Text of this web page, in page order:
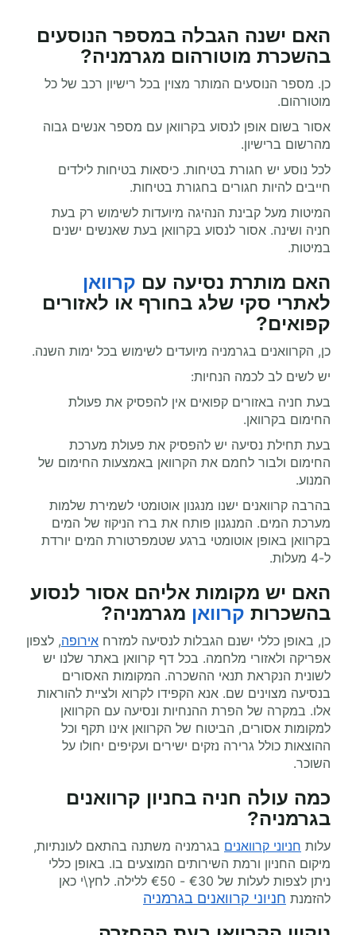
האם ישנה הגבלה במספר הנוסעים
בהשכרת מוטורהום מגרמניה?
כן. מספר הנוסעים המותר מצוין בכל רישיון רכב של כל
מוטורהום.
אסור בשום אופן לנסוע בקרוואן עם מספר אנשים גבוה
מהרשום ברישיון.
לכל נוסע יש חגורת בטיחות. כיסאות בטיחות לילדים
חייבים להיות חגורים בחגורת בטיחות.
המיטות מעל קבינת הנהיגה מיועדות לשימוש רק בעת
חניה ושינה. אסור לנסוע בקרוואן בעת שאנשים ישנים
במיטות.
האם מותרת נסיעה עם קרוואן
לאתרי סקי שלג בחורף או לאזורים
קפואים?
כן, הקרוואנים בגרמניה מיועדים לשימוש בכל ימות השנה.
יש לשים לב לכמה הנחיות:
בעת חניה באזורים קפואים אין להפסיק את פעולת
החימום בקרוואן.
בעת תחילת נסיעה יש להפסיק את פעולת מערכת
החימום ולבור לחמם את הקרוואן באמצעות החימום של
המנוע.
בהרבה קרוואנים ישנו מנגנון אוטומטי לשמירת שלמות
מערכת המים. המנגנון פותח את ברז הניקוז של המים
בקרוואן באופן אוטומטי ברגע שטמפרטורת המים יורדת
ל-4 מעלות.
האם יש מקומות אליהם אסור לנסוע
בהשכרות קרוואן מגרמניה?
כן, באופן כללי ישנם הגבלות לנסיעה למזרח אירופה, לצפון
אפריקה ולאזורי מלחמה. בכל דף קרוואן באתר שלנו יש
לשונית הנקראת תנאי ההשכרה. המקומות האסורים
בנסיעה מצוינים שם. אנא הקפידו לקרוא ולציית להוראות
אלו. במקרה של הפרת ההנחיות ונסיעה עם הקרוואן
למקומות אסורים, הביטוח של הקרוואן אינו תקף וכל
ההוצאות כולל גרירה נזקים ישירים ועקיפים יחולו על
השוכר.
כמה עולה חניה בחניון קרוואנים
בגרמניה?
עלות חניוני קרוואנים בגרמניה משתנה בהתאם לעונתיות,
מיקום החניון ורמת השירותים המוצעים בו. באופן כללי
ניתן לצפות לעלות של €30 - €50 ללילה. לחץ\י כאן
להזמנת חניוני קרוואנים בגרמניה